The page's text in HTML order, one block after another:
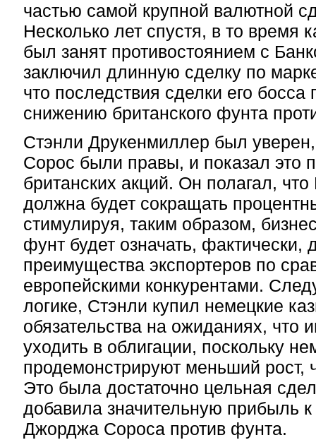
частью самой крупной валютной
Несколько лет спустя, в то время
был занят противостоянием с
заключил длинную сделку по
что последствия сделки его босса
снижению британского фунта
Стэнли Друкенмиллер был
Сорос были правы, и показал это
британских акций. Он полагал,
должна будет сокращать
стимулируя, таким образом,
фунт будет означать, фактически,
преимущества экспортеров по
европейскими конкурентами.
логике, Стэнли купил немецкие
обязательства на ожиданиях, что
уходить в облигации, поскольку
продемонстрируют меньший рост,
Это была достаточно цельная
добавила значительную прибыль к
Джорджа Сороса против фунта.